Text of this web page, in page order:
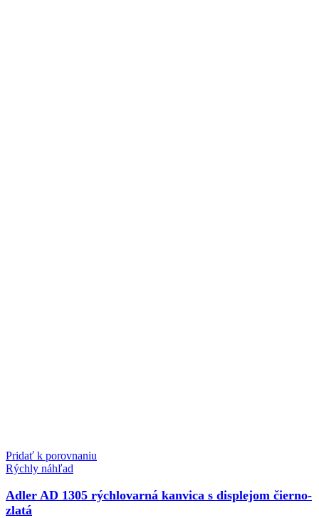
Pridať k porovnaniu
Rýchly náhľad
Adler AD 1305 rýchlovarná kanvica s displejom čierno-
zlatá